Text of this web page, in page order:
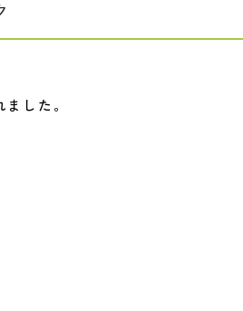
した。